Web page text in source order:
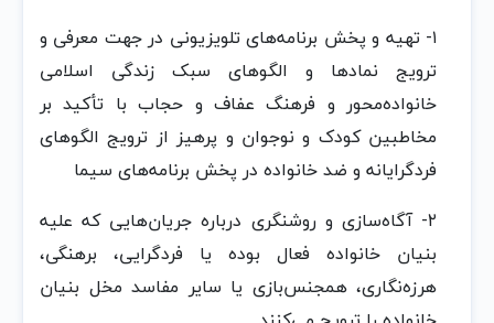
١- تهیه‌ و پخش‌ برنامه‌های تلویزیونی‌ در جهت‌ معرفی‌ و
ترویج‌ نمادها و الگوهای سبک‌ زندگی‌ اسلامی‌
خانواده‌محور و فرهنگ‌ عفاف‌ و حجاب‌ با تأکید بر
مخاطبین‌ کودک‌ و نوجوان‌ و پرهیز از ترویج‌ الگوهای
فردگرایانه‌ و ضد خانواده‌ در پخش‌ برنامه‌های سیما
٢- آگاه‌سازی و روشنگری درباره‌ جریان‌هایی‌ که‌ علیه‌
بنیان‌ خانواده‌ فعال‌ بوده‌ یا فردگرایی‌، برهنگی‌،
هرزه‌نگاری، همجنس‌بازی یا سایر مفاسد مخل‌ بنیان‌